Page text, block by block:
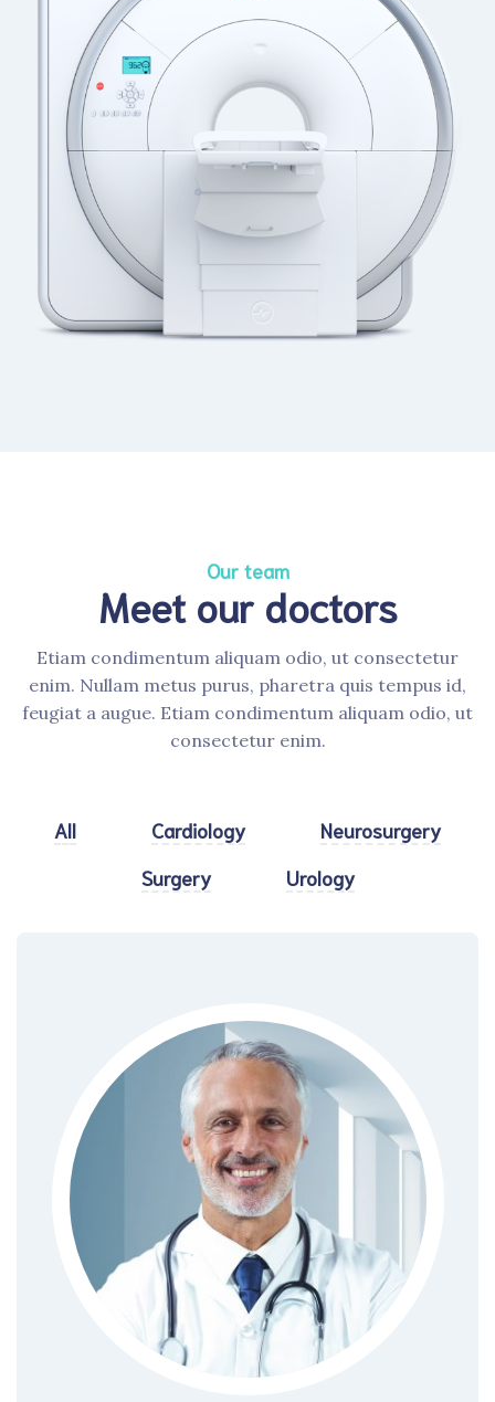
Our team
Meet our doctors
Etiam condimentum aliquam odio, ut consectetur
enim. Nullam metus purus, pharetra quis tempus id,
feugiat a augue. Etiam condimentum aliquam odio, ut
consectetur enim.
All Cardiology
Neurosurgery
Surgery
Urology